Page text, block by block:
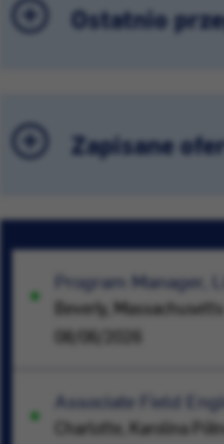
Ostatnio
Zapisane
Program Manager,
Beverly, Massachusetts
08/06/2026
Associate Field
Charlotte, Karolina